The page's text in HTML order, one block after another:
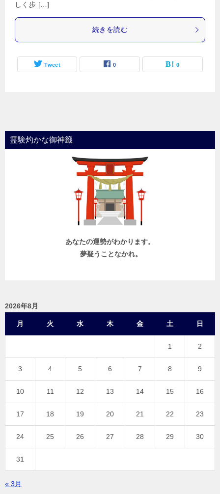
しく歩 […]
続きを読む
Tweet 0 0
霊験灼かな御神籤
あなたの運勢がわかります。
夢疑うことなかれ。
2026年8月
月 火 水 木 金 土 日
1 2
3 4 5 6 7 8 9
10 11 12 13 14 15 16
17 18 19 20 21 22 23
24 25 26 27 28 29 30
31
« 3月